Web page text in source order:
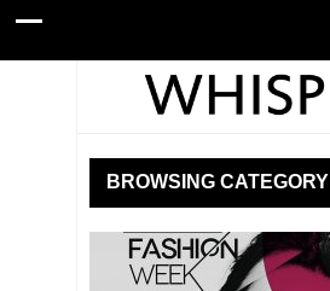
BROWSING CATEGORY